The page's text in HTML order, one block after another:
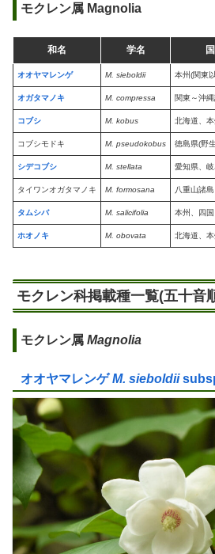
モクレン属 Magnolia
和名 学名
オオヤマレンゲ M. sieboldii 本州(関東
オガタマノキ M. compressa 関東～沖
コブシ M. kobus 北海道、
コブシモドキ M. pseudokobus 徳島県(野
シデコブシ M. stellata 愛知県、
タイワンオガタマノキ M. formosana 八重山諸島
タムシバ M. salicifolia 本州、四国
ホオノキ M. obovata 北海道、
モクレン科掲載種一覧(五十音
モクレン属 Magnolia
オオヤマレンゲM. sieboldii